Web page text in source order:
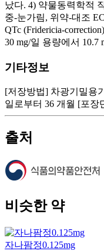
기타정보
[저장방법] 차광기밀용
일로부터 36 개월 [포장
출처
비슷한 약
자나팜정0.125mg